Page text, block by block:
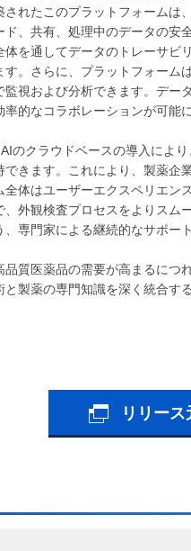
れたこのプラットフォーム
、共有、処理中のデータの
体を通してデータのトレーサ
。さらに、プラットフォー
視および分析できます。デ
的なコラボレーションが可能に
のクラウドベースの導入によ
きます。これにより、製薬
体はユーザーエクスペリエ
外観検査プロセスをよりス
専門家による継続的なサポー
質医薬品の需要が高まるに
製薬の専門知識を深く統合
リリー